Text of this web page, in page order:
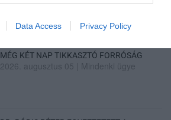
Data Access Privacy Policy
MÉG KÉT NAP TIKKASZTÓ FORRÓSÁG
2026. augusztus 05 Mindenki ügye